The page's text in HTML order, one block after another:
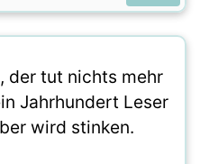
der tut nichts mehr
Jahrhundert Leser
wird stinken.